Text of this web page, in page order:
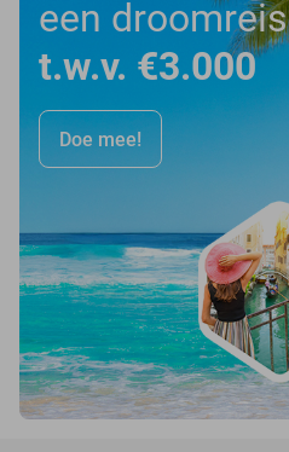
een droomreis
t.w.v. €3.000
Doe mee!